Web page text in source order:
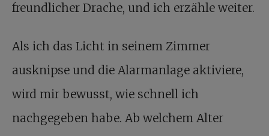
freundlicher Drache, und ich erzähle weiter.
Als ich das Licht in seinem Zimmer
ausknipse und die Alarmanlage aktiviere,
wird mir bewusst, wie schnell ich
nachgegeben habe. Ab welchem Alter